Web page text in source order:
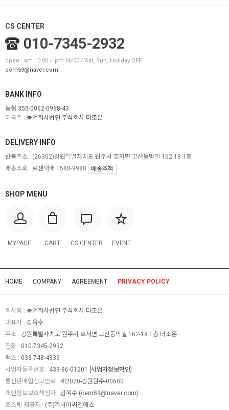
CS CENTER
010-7345-2932
open : am 10:00 ~ pm 06:00 / Sat, Sun, Holiday OFF
oem59@naver.com
BANK INFO
농협 355-0062-0968-43
예금주 : 농업회사법인 주식회사 더조은
SHOP MENU
MYPAGE CART CS CENTER EVENT
DELIVERY INFO
반품주소 : (26302)강원특별자치도 원주시 호저면 고산동막길 162-18 1층
배송조회 : 로젠택배 1588-9988
배송추적
HOME COMPANY AGREEMENT PRIVACY POLICY
회사명 : 농업회사법인 주식회사 더조은
대표자 : 김옥수
주소 : 강원특별자치도 원주시 호저면 고산동막길 162-18 1층 더조은
전화 : 010-7345-2932
팩스 : 033-748-4339
사업자등록번호 : 439-86-01201
[사업자정보확인]
통신판매업신고번호 : 제2020-강원원주-00600
개인정보보호책임자 : 김옥수 (oem59@naver.com)
호스팅 제공자 : (주)가비아씨엔에스